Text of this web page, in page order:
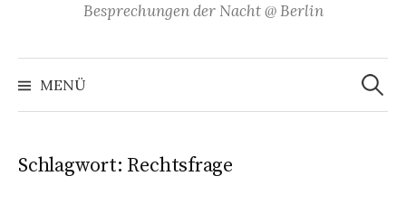
Besprechungen der Nacht @ Berlin
MENÜ
Suchen
nach:
Schlagwort: Rechtsfrage